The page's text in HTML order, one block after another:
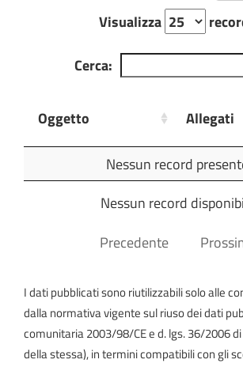
Commissioni
Consiliari
30/2000
Spese
Consiglieri
L.R.
Siciliana
30/2000
Visualizza
Cerca:
Oggetto Allegati
Allegati
Nessun record
Nessun record
Precedente
I dati pubblicati sono riutilizzabili solo alle
dalla normativa vigente sul riuso dei dati
comunitaria 2003/98/CE e d. lgs. 36/2006
della stessa), in termini compatibili con gli